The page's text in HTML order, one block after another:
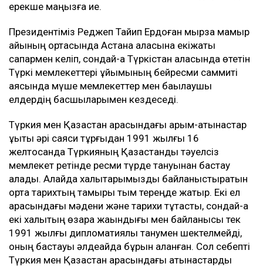
ерекше маңызға ие.
Президентіміз Реджеп Тайип Ердоған мырза мамыр
айының ортасында Астана қаласына екіжақты
сапармен келіп, сондай-ақ Түркістан қаласында өтетін
Түркі мемлекеттері ұйымының бейресми саммиті
аясында мүше мемлекеттер мен бақылаушы
елдердің басшыларымен кездеседі.
Түркия мен Қазақстан арасындағы қарым-қатынастар
құқықтық әрі саяси тұрғыдан 1991 жылғы 16
желтоқсанда Түркияның Қазақстанды тәуелсіз
мемлекет ретінде ресми түрде тануынан бастау
алады. Алайда халықтарымызды байланыстыратын
ортақ тарихтың тамыры тым тереңде жатыр. Екі ел
арасындағы мәдени және тарихи тұтастық, сондай-ақ
екі халықтың өзара жақындығы мен байланысы тек
1991 жылғы дипломатиялық танумен шектелмейді,
оның бастауы әлдеқайда бұрын қаланған. Сол себепті
Түркия мен Қазақстан арасындағы қатынастарды